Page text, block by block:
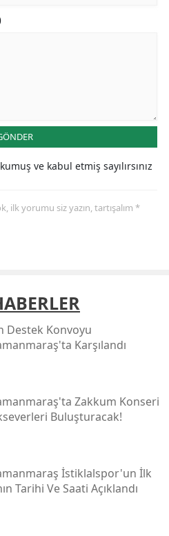
ve kabul etmiş sayılırsınız
ilk yorumu siz yazın, tartışalım *
Destek Konvoyu
Karşılandı
Zakkum Konseri
Buluşturacak!
İstiklalspor'un İlk
Tarihi Ve Saati Açıklandı